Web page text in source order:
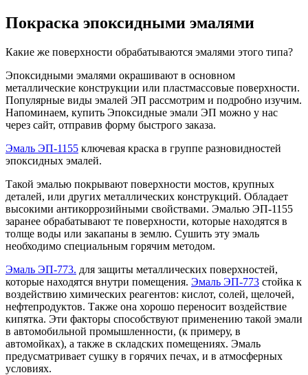
Покраска эпоксидными эмалями
Какие же поверхности обрабатываются эмалями этого типа?
Эпоксидными эмалями окрашивают в основном
металлические конструкции или пластмассовые поверхности.
Популярные виды эмалей ЭП рассмотрим и подробно изучим.
Напоминаем, купить Эпоксидные эмали ЭП можно у нас
через сайт, отправив форму быстрого заказа.
Эмаль ЭП-1155 ключевая краска в группе разновидностей
эпоксидных эмалей.
Такой эмалью покрывают поверхности мостов, крупных
деталей, или других металлических конструкций. Обладает
высокими антикоррозийными свойствами. Эмалью ЭП-1155
заранее обрабатывают те поверхности, которые находятся в
толще воды или закапаны в землю. Сушить эту эмаль
необходимо специальным горячим методом.
Эмаль ЭП-773. для защиты металлических поверхностей,
которые находятся внутри помещения. Эмаль ЭП-773 стойка к
воздействию химических реагентов: кислот, солей, щелочей,
нефтепродуктов. Также она хорошо переносит воздействие
кипятка. Эти факторы способствуют применению такой эмали
в автомобильной промышленности, (к примеру, в
автомойках), а также в складских помещениях. Эмаль
предусматривает сушку в горячих печах, и в атмосферных
условиях.